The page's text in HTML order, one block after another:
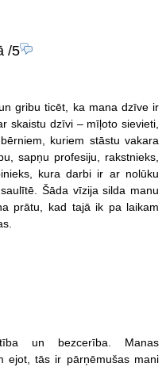
/5
gribu ticēt, ka mana dzīve ir
skaistu dzīvi – mīļoto sievieti,
kuriem stāstu vakara
sapņu profesiju, rakstnieks,
kura darbi ir ar nolūku
Šāda vīzija silda manu
prātu, kad tajā ik pa laikam
un bezcerība. Manas
ejot, tās ir pārņēmušas mani